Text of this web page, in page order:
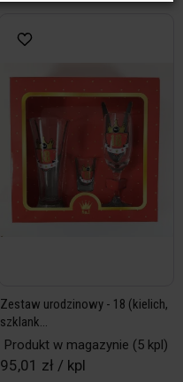
Zestaw urodzinowy - 18 (kielich,
szklank...
Produkt w magazynie (5 kpl)
95,01 zł / kpl